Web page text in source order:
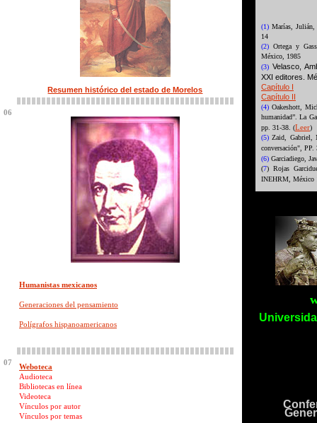
Resumen histórico del estado de Morelos
06
Humanistas mexicanos
Generaciones del pensamiento
Polígrafos hispanoamericanos
07
Weboteca
Audioteca
Bibliotecas en línea
Videoteca
Vínculos por autor
Vínculos por temas
(1) Marías, Julián,
14
(2) Ortega y
México, 1985
(3) Velasco,
XXI editores.
Capítulo I
Capítulo II
(4) Oakeshott,
humanidad”. La
pp. 31-38. (Leer)
(5) Zaid, Gabriel,
conversación", PP.
(6) Garciadiego,
(7) Rojas
INEHRM, México
G